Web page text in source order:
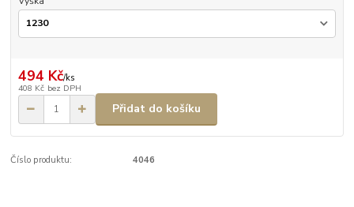
494 Kč/ks
408 Kč bez DPH
Přidat do košíku
Číslo produktu: 4046